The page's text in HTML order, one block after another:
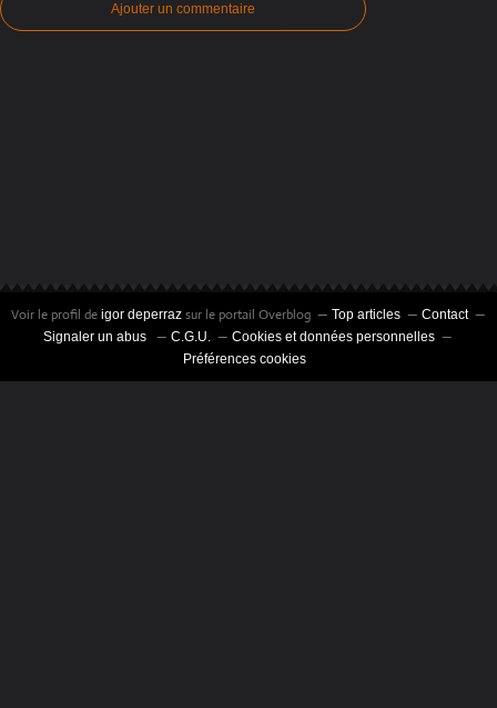
Ajouter un commentaire
Voir le profil de igor deperraz sur le portail Overblog Top articles
Contact
Signaler un abus
C.G.U.
Cookies et données personnelles
Préférences cookies